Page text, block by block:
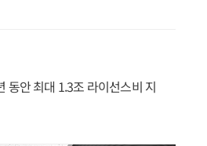
동안 최대 1.3조 라이선스비 지